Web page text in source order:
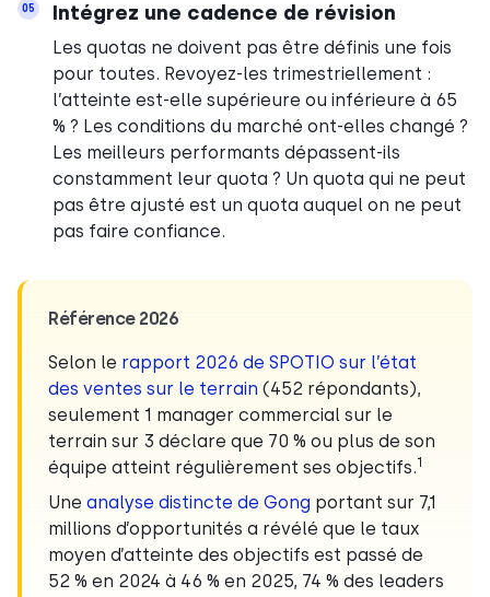
05 Intégrez une cadence de révision
Les quotas ne doivent pas être définis une fois
pour toutes. Revoyez-les trimestriellement :
l’atteinte est-elle supérieure ou inférieure à 65
% ? Les conditions du marché ont-elles changé ?
Les meilleurs performants dépassent-ils
constamment leur quota ? Un quota qui ne peut
pas être ajusté est un quota auquel on ne peut
pas faire confiance.
Référence 2026
Selon le rapport 2026 de SPOTIO sur l’état
des ventes sur le terrain (452 répondants),
seulement 1 manager commercial sur le
terrain sur 3 déclare que 70 % ou plus de son
équipe atteint régulièrement ses objectifs.1
Une analyse distincte de Gong portant sur 7,1
millions d’opportunités a révélé que le taux
moyen d’atteinte des objectifs est passé de
52 % en 2024 à 46 % en 2025, 74 % des leaders